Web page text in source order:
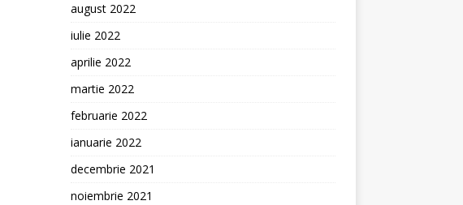
august 2022
iulie 2022
aprilie 2022
martie 2022
februarie 2022
ianuarie 2022
decembrie 2021
noiembrie 2021